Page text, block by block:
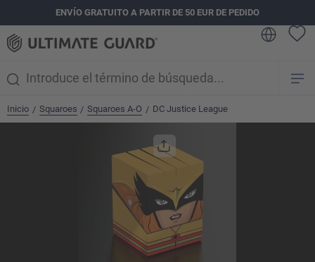
principalENVÍO GRATUITO A PARTIR DE 50 EUR DE PEDIDO
Inicio / Squaroes / Squaroes A-O / DC Justice League